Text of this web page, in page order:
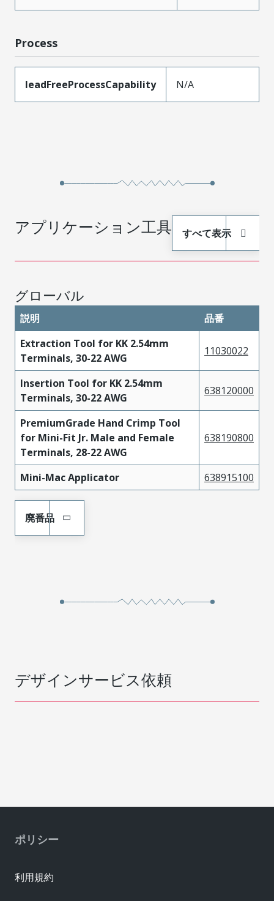
Process
leadFreeProcessCapability N/A
アプリケーション工具 すべて表示
グローバル
説明
品番
Extraction Tool for KK 2.54mm
Terminals, 30-22 AWG
11030022
Insertion Tool for KK 2.54mm
Terminals, 30-22 AWG
638120000
PremiumGrade Hand Crimp Tool
for Mini-Fit Jr. Male and Female
Terminals, 28-22 AWG
638190800
Mini-Mac Applicator 638915100
廃番品
デザインサービス依頼
ポリシー
利用規約